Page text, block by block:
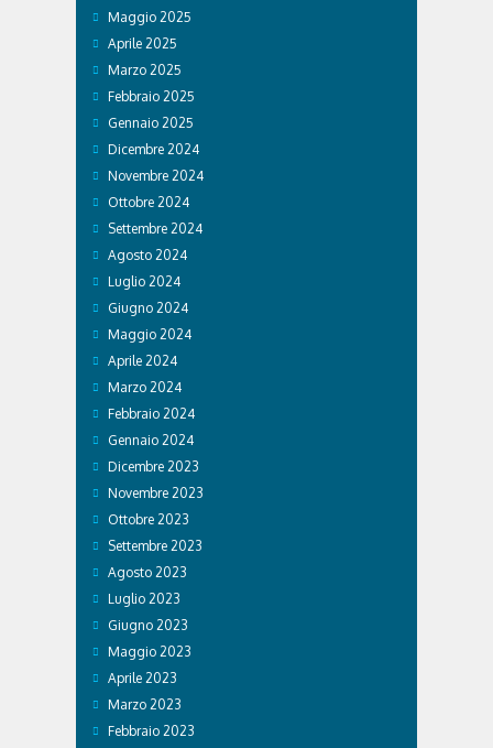
Maggio 2025
Aprile 2025
Marzo 2025
Febbraio 2025
Gennaio 2025
Dicembre 2024
Novembre 2024
Ottobre 2024
Settembre 2024
Agosto 2024
Luglio 2024
Giugno 2024
Maggio 2024
Aprile 2024
Marzo 2024
Febbraio 2024
Gennaio 2024
Dicembre 2023
Novembre 2023
Ottobre 2023
Settembre 2023
Agosto 2023
Luglio 2023
Giugno 2023
Maggio 2023
Aprile 2023
Marzo 2023
Febbraio 2023